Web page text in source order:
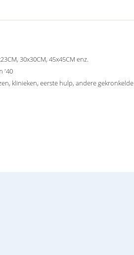
30x30CM, 45x45CM enz.
'40
klinieken, eerste hulp, andere gekronkelde